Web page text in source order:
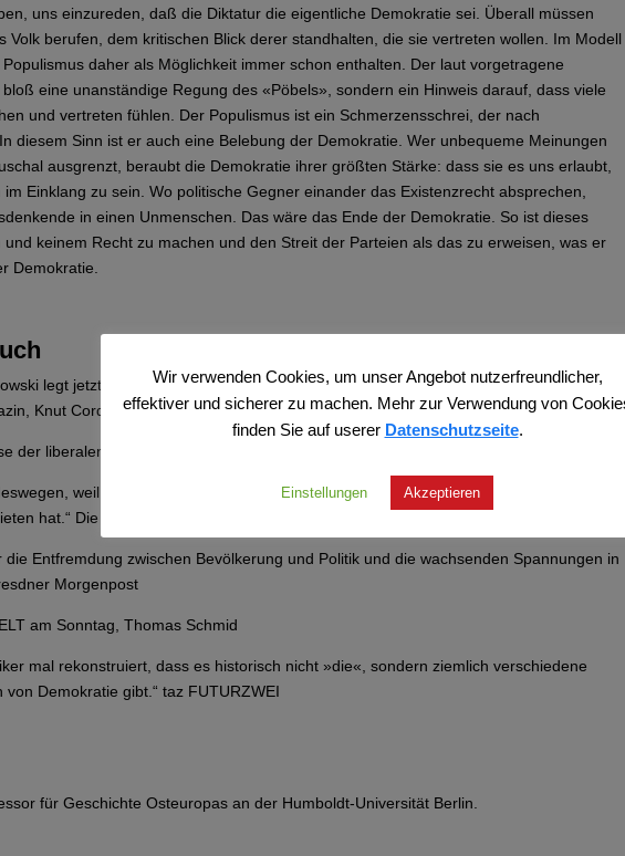
uns einzureden, daß die Diktatur die eigentliche Demokratie sei. Überall müssen
Volk berufen, dem kritischen Blick derer standhalten, die sie vertreten wollen. Im Modell
daher als Möglichkeit immer schon enthalten. Der laut vorgetragene
eine unanständige Regung des «Pöbels», sondern ein Hinweis darauf, dass viele
und vertreten fühlen. Der Populismus ist ein Schmerzensschrei, der nach
diesem Sinn ist er auch eine Belebung der Demokratie. Wer unbequeme Meinungen
ausgrenzt, beraubt die Demokratie ihrer größten Stärke: dass sie es uns erlaubt,
Einklang zu sein. Wo politische Gegner einander das Existenzrecht absprechen,
in einen Unmenschen. Das wäre das Ende der Demokratie. So ist dieses
und keinem Recht zu machen und den Streit der Parteien als das zu erweisen, was er
Demokratie.
legt jetzt einen sehr interessanten Essay zur Krise der liberalen Demokratie vor.“
Knut Cordsen
der liberalen Demokratie.“ Der Standard, Günter Kaindlstorfer
weil es auf den obligaten Kitsch verzichtet, der angesichts der Lage nur
hat.“ Die Zeit, Thomas E. Schmidt
die Entfremdung zwischen Bevölkerung und Politik und die wachsenden Spannungen in
Morgenpost
am Sonntag, Thomas Schmid
mal rekonstruiert, dass es historisch nicht »die«, sondern ziemlich verschiedene
Demokratie gibt.“ taz FUTURZWEI
für Geschichte Osteuropas an der Humboldt-Universität Berlin.
Wir verwenden Cookies, um unser Angebot nutzerfreundlicher,
effektiver und sicherer zu machen. Mehr zur Verwendung von
finden Sie auf userer Datenschutzseite.
Einstellungen Akzeptieren